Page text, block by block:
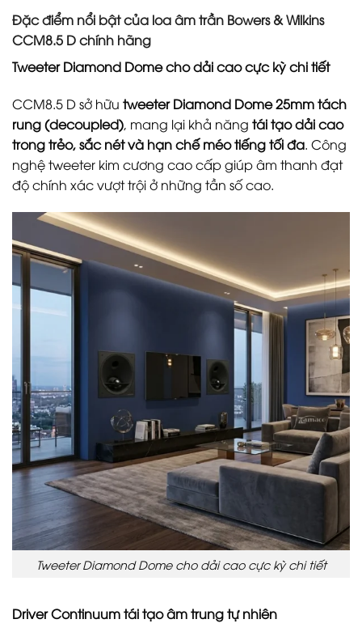
Đặc điểm nổi bật của loa âm trần Bowers & Wilkins
CCM8.5 D chính hãng
Tweeter Diamond Dome cho dải cao cực kỳ chi tiết
CCM8.5 D sở hữu tweeter Diamond Dome 25mm tách
rung (decoupled), mang lại khả năng tái tạo dải cao
trong trẻo, sắc nét và hạn chế méo tiếng tối đa. Công
nghệ tweeter kim cương cao cấp giúp âm thanh đạt
độ chính xác vượt trội ở những tần số cao.
Tweeter Diamond Dome cho dải cao cực kỳ chi tiết
Driver Continuum tái tạo âm trung tự nhiên